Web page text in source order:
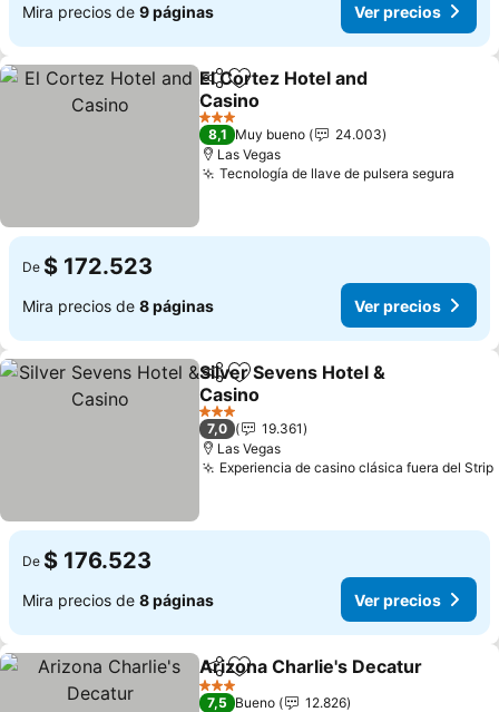
Mira precios de 9 páginas Ver precios
CompartirAgregar a favoritos
El Cortez Hotel and
Casino
Ver precios
3 Estrellas
8,1 Muy bueno
24.003
Las Vegas
Tecnología de llave de pulsera segura
De $ 172.523
Mira precios de 8 páginas Ver precios
CompartirAgregar a favoritos
Silver Sevens Hotel &
Casino
Ver precios
3 Estrellas
7,0
19.361
Las Vegas
Experiencia de casino clásica fuera del Strip
De $ 176.523
Mira precios de 8 páginas Ver precios
CompartirAgregar a favoritos
Arizona Charlie's Decatur
3 Estrellas
7,5 Bueno
12.826